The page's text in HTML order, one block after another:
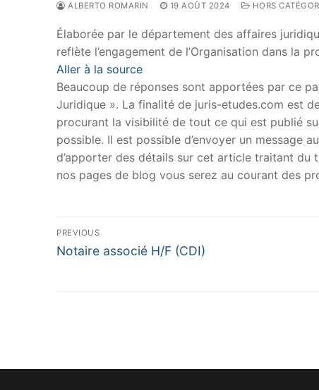
ALBERTO ROMARIN 19 AOÛT 2024 HORS
Élaborée par le département des affaires
reflète l’engagement de l’Organisation dans la
Aller à la source
Beaucoup de réponses sont apportées par ce
Juridique ». La finalité de juris-etudes.com est
procurant la visibilité de tout ce qui est publié
possible. Il est possible d’envoyer un message
d’apporter des détails sur cet article traitant du
nos pages de blog vous serez au courant des
Navigation
de
PREVIOUS
Previous
Notaire associé H/F (CDI)